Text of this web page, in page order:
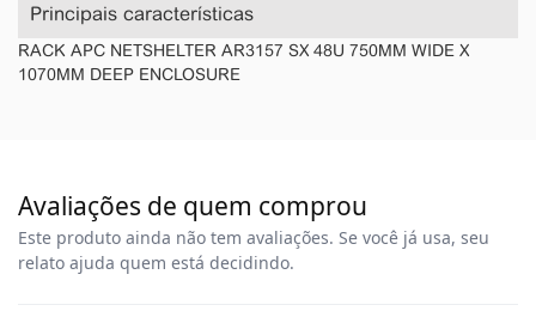
Principais características
RACK APC NETSHELTER AR3157 SX 48U 750MM WIDE X
1070MM DEEP ENCLOSURE
Avaliações de quem comprou
Este produto ainda não tem avaliações. Se você já usa, seu
relato ajuda quem está decidindo.